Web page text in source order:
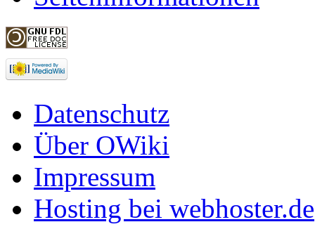
Datenschutz
Über OWiki
Impressum
Hosting bei webhoster.de